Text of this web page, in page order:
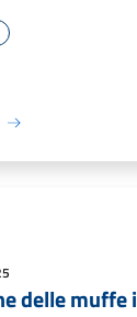
delle muffe